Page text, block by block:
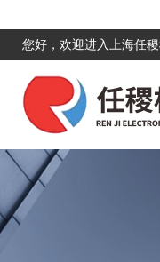
您好，欢迎进入上海任